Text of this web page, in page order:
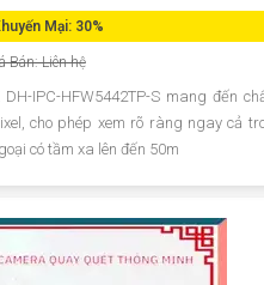
Mại: 30%
Bán: Liên hệ
IPC-HFW5442TP-S mang đến
cho phép xem rõ ràng ngay cả
có tầm xa lên đến 50m